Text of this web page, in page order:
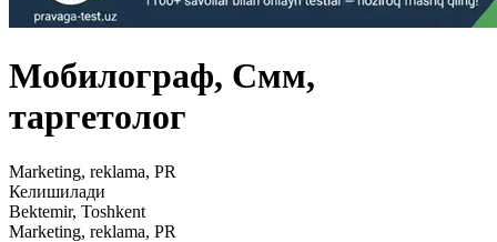
Мобилограф, Смм,
таргетолог
Marketing, reklama, PR
Келишилади
Bektemir, Toshkent
Marketing, reklama, PR